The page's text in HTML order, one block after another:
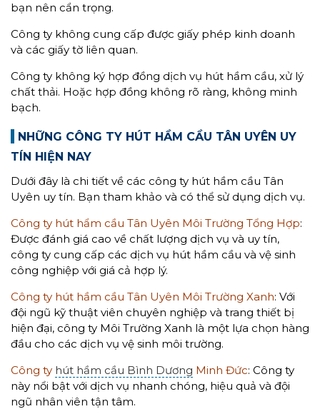
bạn nên cẩn trọng.
Công ty không cung cấp được giấy phép kinh doanh
và các giấy tờ liên quan.
Công ty không ký hợp đồng dịch vụ hút hầm cầu, xử lý
chất thải. Hoặc hợp đồng không rõ ràng, không minh
bạch.
NHỮNG CÔNG TY HÚT HẦM CẦU TÂN UYÊN UY
TÍN HIỆN NAY
Dưới đây là chi tiết về các công ty hút hầm cầu Tân
Uyên uy tín. Bạn tham khảo và có thể sử dụng dịch vụ.
Công ty hút hẩm cầu Tân Uyên Môi Trường Tổng Hợp:
Được đánh giá cao về chất lượng dịch vụ và uy tín,
công ty cung cấp các dịch vụ hút hầm cầu và vệ sinh
công nghiệp với giá cả hợp lý.
Công ty hút hầm cầu Tân Uyên Môi Trường Xanh: Với
đội ngũ kỹ thuật viên chuyên nghiệp và trang thiết bị
hiện đại, công ty Môi Trường Xanh là một lựa chọn hàng
đầu cho các dịch vụ vệ sinh môi trường.
Công ty hút hầm cầu Bình Dương Minh Đức: Công ty
này nổi bật với dịch vụ nhanh chóng, hiệu quả và đội
ngũ nhân viên tận tâm.